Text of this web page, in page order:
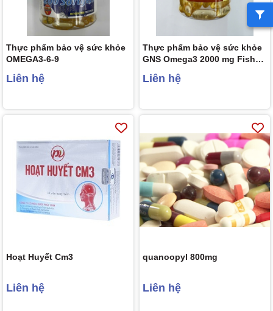
Thực phẩm bảo vệ sức khỏe
OMEGA3-6-9
Liên hệ
Thực phẩm bảo vệ sức khỏe
GNS Omega3 2000 mg Fish
Liên hệ
Hoạt Huyết Cm3
Liên hệ
quanoopyl 800mg
Liên hệ